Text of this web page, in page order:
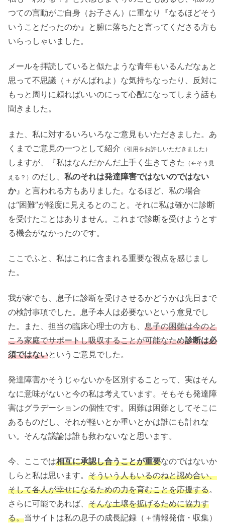
つての言動がご自身（お子さん）に重なり『なるほどそう
いうことだったのか』と腑に落ちたと言ってくださる方も
いらっしゃいました。
メールを拝読していると似たような青年もいるんだなぁと
思って不思議（＋がんばれよ）な気持ちなったり、反対に
もっと周りに頼ればいいのにって心配になってしまう話も
聞きました。
また、私に対するいろいろなご意見もいただきました。あ
くまでご意見の一つとして紹介 （引用をお許しいただきました）
しますが、『私はなんだかんだ上手く生きてきた （←そう見
える？） のだし、 私のそれは発達障害ではないのではない
か』と言われる方もありました。なるほど、私の場合
は“困難”が軽度に見えるとのこと。それに私は確かに診断
を受けたことはありません。これまで診断を受けようとす
る機会がなかったのです。
ここでふと、私はこれに含まれる重要な視点を感じまし
た。
我が家でも、息子に診断を受けさせるかどうかは先日まで
の検討事項でした。息子本人は必要ないという意見でし
た。また、担当の臨床心理士の方も、 息子の困難は今のと
ころ家庭でサポートし吸収することが可能なため診断は必
須ではないというご意見でした。
発達障害かそうじゃないかを区別することって、実はそん
なに意味がないと今の私は考えています。そもそも発達障
害はグラデーションの個性です。困難は困難としてそこに
あるものだし、それが軽いとか重いとかは誰にも計れな
い。そんな議論は誰も救わないなと思います。
今、ここでは相互に承認し合うことが重要なのではないか
しらと私は思います。 そういう人もいるのねと認め合い、
そして各人が幸せになるための力を育むことを応援する。
さらに可能であれば、 そんな土壌を拡げるために協力す
る。当サイトは私の息子の成長記録（＋情報発信・収集）